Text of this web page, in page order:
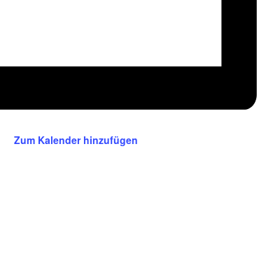
Zum Kalender hinzufügen